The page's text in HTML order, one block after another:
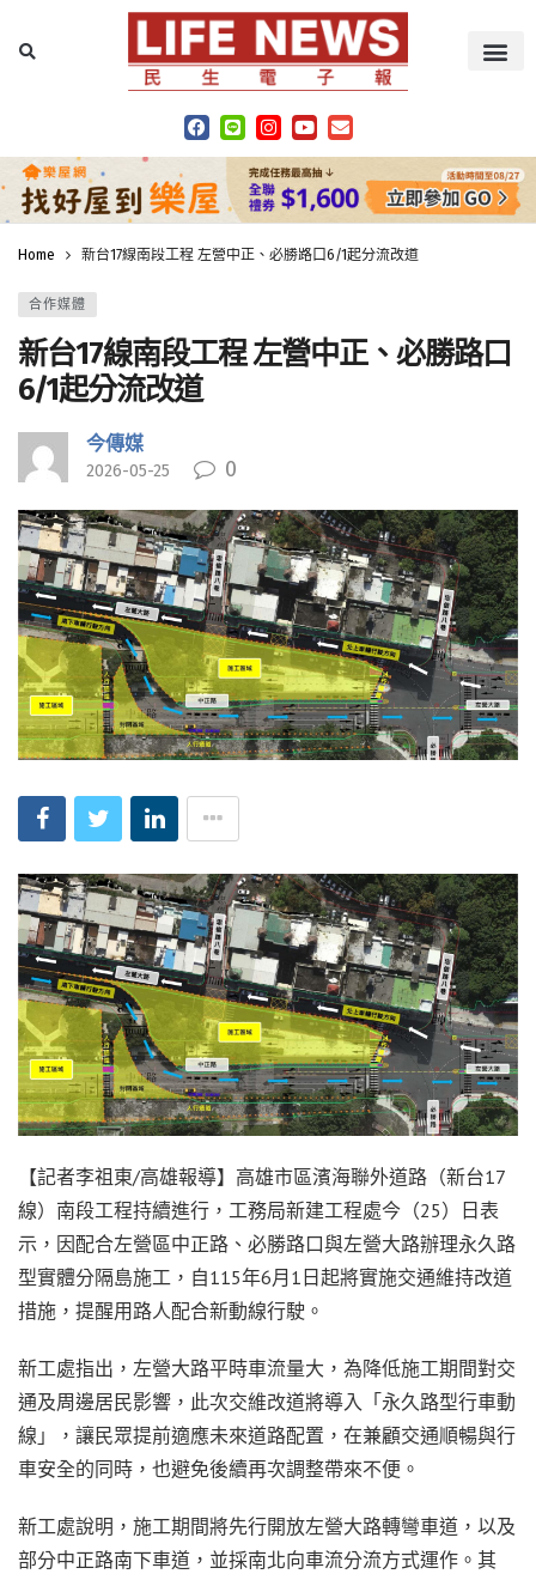
Home 新台17線南段工程 左營中正、必勝路口6/1起分流改道
合作媒體
新台17線南段工程 左營中正、必勝路口
6/1起分流改道
今傳媒
2026-05-25 0
【記者李祖東/高雄報導】高雄市區濱海聯外道路（新台17
線）南段工程持續進行，工務局新建工程處今（25）日表
示，因配合左營區中正路、必勝路口與左營大路辦理永久路
型實體分隔島施工，自115年6月1日起將實施交通維持改道
措施，提醒用路人配合新動線行駛。
新工處指出，左營大路平時車流量大，為降低施工期間對交
通及周邊居民影響，此次交維改道將導入「永久路型行車動
線」，讓民眾提前適應未來道路配置，在兼顧交通順暢與行
車安全的同時，也避免後續再次調整帶來不便。
新工處說明，施工期間將先行開放左營大路轉彎車道，以及
部分中正路南下車道，並採南北向車流分流方式運作。其